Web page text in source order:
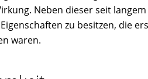
Neben dieser seit
zu besitzen, die
waren.